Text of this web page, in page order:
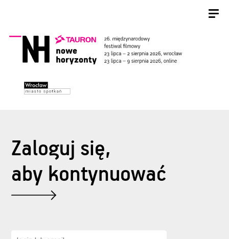
Zaloguj się,
aby kontynuować